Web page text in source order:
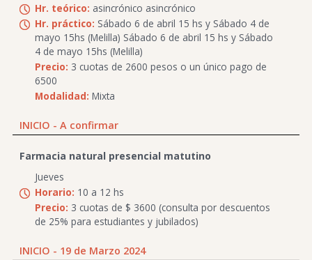
Hr. teórico: asincrónico asincrónico
Hr. práctico: Sábado 6 de abril 15 hs y Sábado 4 de
mayo 15hs (Melilla) Sábado 6 de abril 15 hs y Sábado
4 de mayo 15hs (Melilla)
Precio: 3 cuotas de 2600 pesos o un único pago de
6500
Modalidad: Mixta
INICIO - A confirmar
Farmacia natural presencial matutino
Jueves
Horario: 10 a 12 hs
Precio: 3 cuotas de $ 3600 (consulta por descuentos
de 25% para estudiantes y jubilados)
INICIO - 19 de Marzo 2024